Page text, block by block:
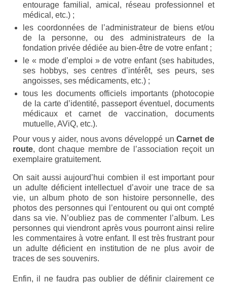
Accompagnants
Chercheurs
Scientific Advisory Board
Espace Presse
Espace Membres
Albums photos
Témoignages
Nos publications
Accès Conseil d’administration
entourage familial, amical, réseau professionnel et
médical, etc.) ;
les coordonnées de l’administrateur de biens et/ou
de la personne, ou des administrateurs de la
fondation privée dédiée au bien-être de votre enfant ;
le « mode d’emploi » de votre enfant (ses habitudes,
ses hobbys, ses centres d’intérêt, ses peurs, ses
angoisses, ses médicaments, etc.) ;
tous les documents officiels importants (photocopie
de la carte d’identité, passeport éventuel, documents
médicaux et carnet de vaccination, documents
mutuelle, AViQ, etc.).
Pour vous y aider, nous avons développé unCarnet de
route, dont chaque membre de l’association reçoit un
exemplaire gratuitement.
On sait aussi aujourd’hui combien il est important pour
un adulte déficient intellectuel d’avoir une trace de sa
vie, un album photo de son histoire personnelle, des
photos des personnes qui l’entourent ou qui ont compté
dans sa vie. N’oubliez pas de commenter l’album. Les
personnes qui viendront après vous pourront ainsi relire
les commentaires à votre enfant. Il est très frustrant pour
un adulte déficient en institution de ne plus avoir de
traces de ses souvenirs.
Enfin, il ne faudra pas oublier de définir clairement ce